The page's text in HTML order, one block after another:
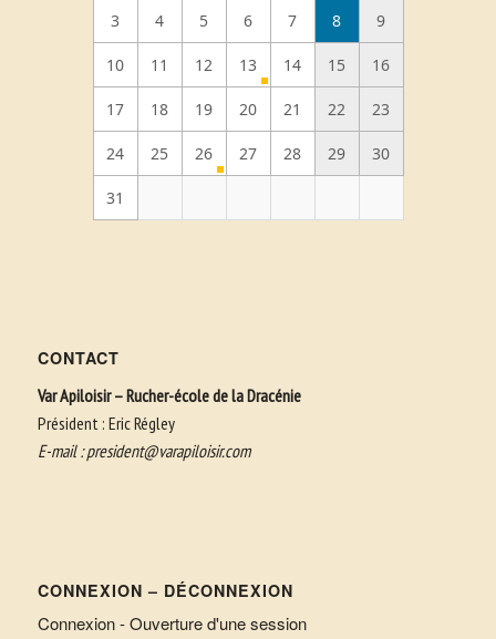
3 4 5 6 7 8 9
10 11 12 13 14 15 16
17 18 19 20 21 22 23
24 25 26 27 28 29 30
31
CONTACT
Var Apiloisir – Rucher-école de la Dracénie
Président : Eric Régley
E-mail :president@varapiloisir.com
CONNEXION – DÉCONNEXION
Connexion - Ouverture d'une session